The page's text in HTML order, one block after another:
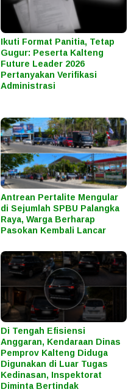
Ikuti Format Panitia, Tetap
Gugur: Peserta Kalteng
Future Leader 2026
Pertanyakan Verifikasi
Administrasi
Antrean Pertalite Mengular
di Sejumlah SPBU Palangka
Raya, Warga Berharap
Pasokan Kembali Lancar
Di Tengah Efisiensi
Anggaran, Kendaraan Dinas
Pemprov Kalteng Diduga
Digunakan di Luar Tugas
Kedinasan, Inspektorat
Diminta Bertindak